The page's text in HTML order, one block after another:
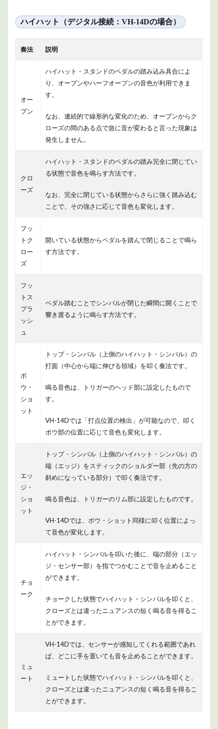
め
ハイハット（デジタル接続：VH-14Dの場合）
奏法 説明
オー
プン
ハイハット・スタンドのペダルの踏み込み具合によ
り、オープンやハーフオープンの音色が利用できま
す。
なお、連続的で線形的な変化のため、オープンからク
ローズの間のある点で急に音が変わると言った現象は
発生しません。
クロ
ーズ
ハイハット・スタンドのペダルの踏み完全に閉じてい
る状態で音色を鳴らす方法です。
なお、完全に閉じている状態からさらに強く踏み込む
ことで、その強さに応じて音色も変化します。
フッ
トク
ロー
ズ
開いている状態からペダルを踏んで閉じることで鳴ら
す方法です。
フッ
トス
プラ
ッシ
ュ
ペダル踏むことでシンバルが閉じた瞬間に開くことで
響き渡るように鳴らす方法です。
ボ
ウ・
ショ
ット
トップ・シンバル（上側のハイハット・シンバル）の
打面（中心から端に伸びる領域）を叩く奏法です。
鳴る音色は、トリガーのヘッド部に設定したもので
す。
VH-14Dでは「打点位置の検出」が可能なので、叩く
ボウ部の位置に応じて音色も変化します。
エッ
ジ・
ショ
ット
トップ・シンバル（上側のハイハット・シンバル）の
端（エッジ）をスティックのショルダー部（先の方の
斜めになっている部分）で叩く奏法です。
鳴る音色は、トリガーのリム部に設定したものです。
VH-14Dでは、ボウ・ショット同様に叩く位置によっ
て音色が変化します。
チョ
ーク
ハイハット・シンバルを叩いた後に、端の部分（エッ
ジ・センサー部）を指でつかむことで音を止めること
ができます。
チョークした状態でハイハット・シンバルを叩くと、
クローズとは違ったニュアンスの短く鳴る音を得るこ
とができます。
ミュ
ート
VH-14Dでは、センサーが感知してくれる範囲であれ
ば、どこに手を置いても音を止めることができます。
ミュートした状態でハイハット・シンバルを叩くと、
クローズとは違ったニュアンスの短く鳴る音を得るこ
とができます。